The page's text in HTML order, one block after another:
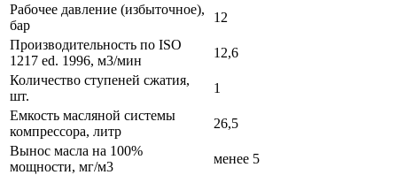
Рабочее давление (избыточное),
бар
12
Производительность по ISO
1217 ed. 1996, м3/мин
12,6
Количество ступеней сжатия,
шт.
1
Емкость масляной системы
компрессора, литр
26,5
Вынос масла на 100%
мощности, мг/м3
менее 5